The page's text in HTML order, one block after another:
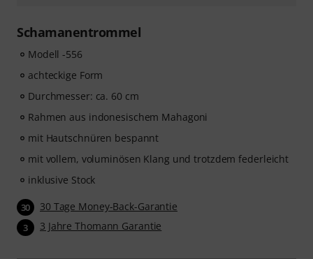
Schamanentrommel
Modell -556
achteckige Form
Durchmesser: ca. 60 cm
Rahmen aus indonesischem Mahagoni
mit Hautschnüren bespannt
mit vollem, voluminösen Klang und trotzdem federleicht
inklusive Stock
30 30 Tage Money-Back-Garantie
3 3 Jahre Thomann Garantie